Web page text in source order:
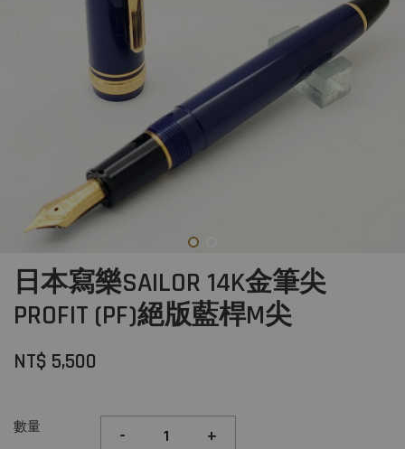
日本寫樂SAILOR 14K金筆尖
PROFIT (PF)絕版藍桿M尖
NT$ 5,500
數量 - +